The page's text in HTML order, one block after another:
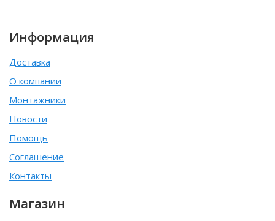
Информация
Доставка
О компании
Монтажники
Новости
Помощь
Соглашение
Контакты
Магазин